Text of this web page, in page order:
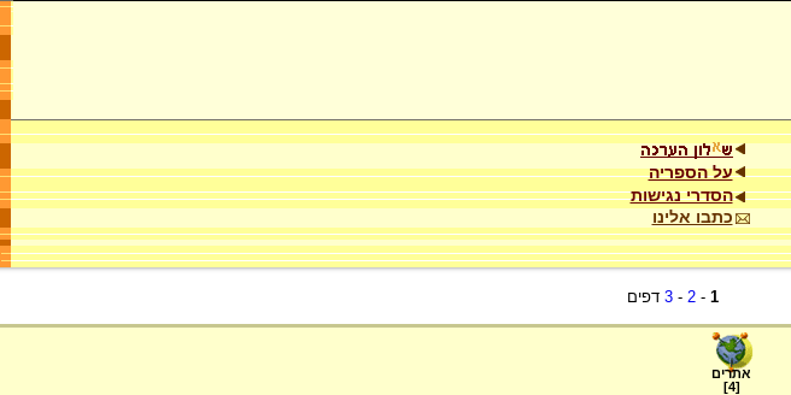
על הספריה
הסדרי נגישות
כתבו אלינו
1
-
2
-
3 דפים
אתרים
[
4
]